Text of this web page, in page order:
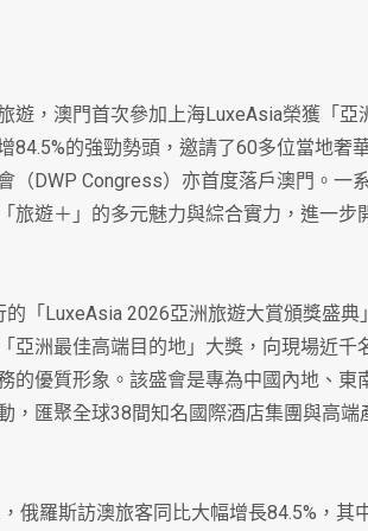
，澳門首次參加上海LuxeAsia榮獲「亞
84.5%的強勁勢頭，邀請了60多位當地奢
（DWP Congress）亦首度落戶澳門。一
旅遊＋」的多元魅力與綜合實力，進一步
LuxeAsia 2026亞洲旅遊大賞頒獎盛典
亞洲最佳高端目的地」大獎，向現場近千
的優質形象。該盛會是專為中國內地、東
，匯聚全球38間知名國際酒店集團與高端
羅斯訪澳旅客同比大幅增長84.5%，其